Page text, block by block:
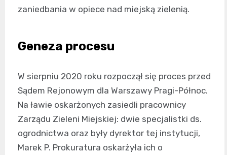
zaniedbania w opiece nad miejską zielenią.
Geneza procesu
W sierpniu 2020 roku rozpoczął się proces przed
Sądem Rejonowym dla Warszawy Pragi-Północ.
Na ławie oskarżonych zasiedli pracownicy
Zarządu Zieleni Miejskiej: dwie specjalistki ds.
ogrodnictwa oraz były dyrektor tej instytucji,
Marek P. Prokuratura oskarżyła ich o